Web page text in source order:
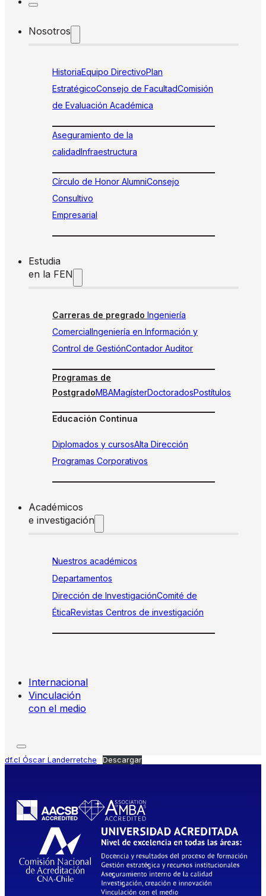
Nosotros
HistoriaEquipo DirectivoPlan
EstratégicoConsejo de FacultadComisión
de Evaluación Académica
Aseguramiento de la
calidadInfraestructura
Círculo de Honor AlumniConsejo
Consultivo
Empresarial
Estudia
en la FEN
Carreras de pregrado Ingeniería
ComercialIngeniería en Información y
Control de GestiónContador Auditor
Programas de
PostgradoMBAMagísterDoctoradosPostítulos
Educación Continua
Diplomados y cursosAlta Dirección
Programas Corporativos
Académicos
e investigación
Nuestros académicos
Departamentos
Dirección de InvestigaciónComité de
ÉticaRevistas Centros de investigación
Internacional
Vinculación
con el medio
df.cl Óscar Landerretche Descargar